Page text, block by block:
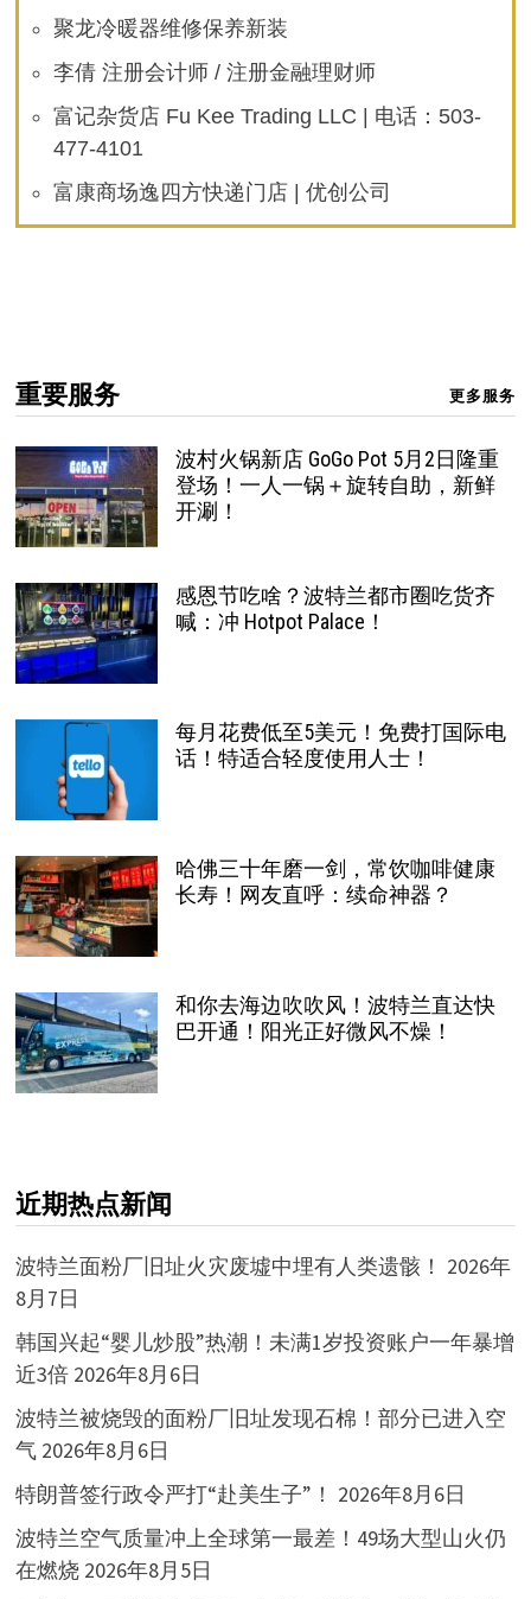
聚龙冷暖器维修保养新装
李倩 注册会计师 / 注册金融理财师
富记杂货店 Fu Kee Trading LLC | 电话：503-
477-4101
富康商场逸四方快递门店 | 优创公司
重要服务 更多服务
波村火锅新店 GoGo Pot 5月2日隆重
登场！一人一锅＋旋转自助，新鲜
开涮！
感恩节吃啥？波特兰都市圈吃货齐
喊：冲 Hotpot Palace！
每月花费低至5美元！免费打国际电
话！特适合轻度使用人士！
哈佛三十年磨一剑，常饮咖啡健康
长寿！网友直呼：续命神器？
和你去海边吹吹风！波特兰直达快
巴开通！阳光正好微风不燥！
近期热点新闻
波特兰面粉厂旧址火灾废墟中埋有人类遗骸！ 2026年
8月7日
韩国兴起“婴儿炒股”热潮！未满1岁投资账户一年暴增
近3倍 2026年8月6日
波特兰被烧毁的面粉厂旧址发现石棉！部分已进入空
气 2026年8月6日
特朗普签行政令严打“赴美生子”！ 2026年8月6日
波特兰空气质量冲上全球第一最差！49场大型山火仍
在燃烧 2026年8月5日